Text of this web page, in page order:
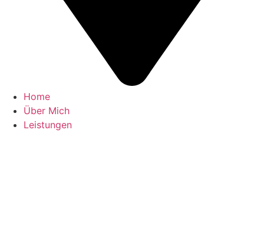
Home
Über Mich
Leistungen